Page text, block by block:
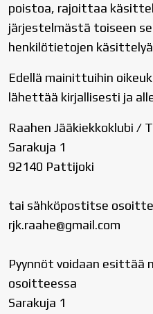
poistoa, rajoittaa
järjestelmästä toiseen
henkilötietojen
Edellä mainittuihin
lähettää kirjallisesti ja
Raahen Jääkiekkoklubi /
Sarakuja 1
92140 Pattijoki
tai sähköpostitse
rjk.raahe@gmail.com
Pyynnöt voidaan esittää
osoitteessa
Sarakuja 1